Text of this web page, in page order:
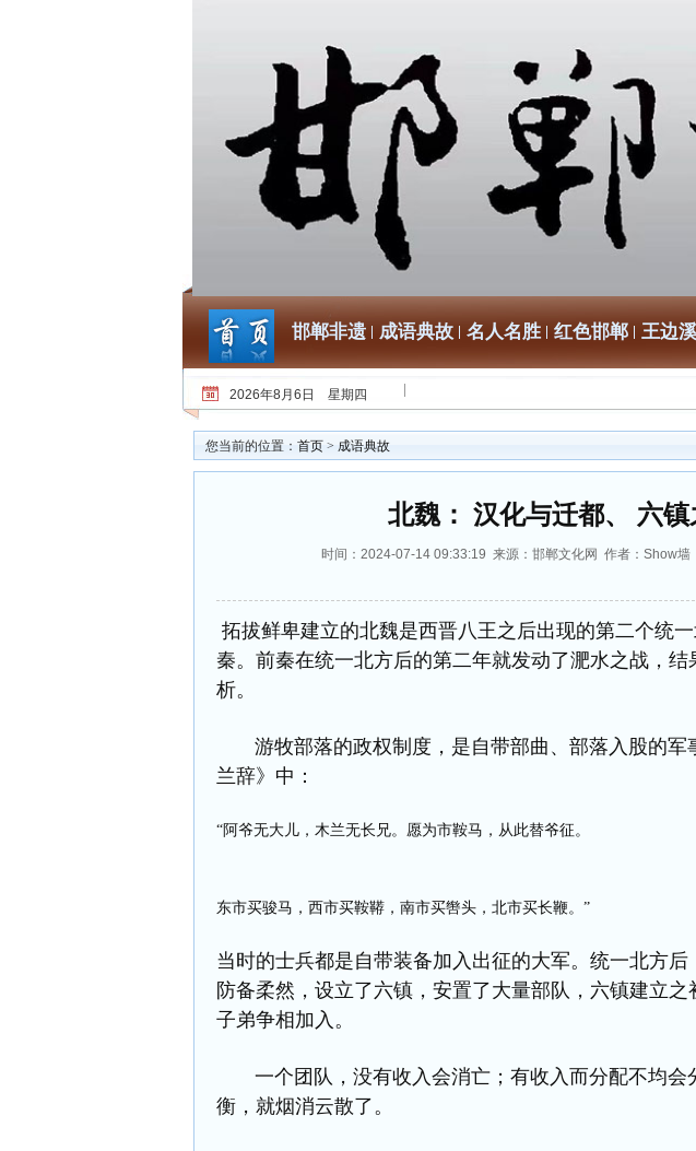
邯郸非遗 成语典故 名人名胜 红色邯郸 王边
2026年8月6日 星期四
您当前的位置： 首页 > 成语典故
北魏： 汉化与迁都、 六镇
时间：2024-07-14 09:33:19 来源：邯郸文化网 作者：Show墙
拓拔鲜卑建立的北魏是西晋八王之后出现的第二个统
秦。前秦在统一北方后的第二年就发动了淝水之战，
析。
游牧部落的政权制度，是自带部曲、部落入股的军
兰辞》中：
“阿爷无大儿，木兰无长兄。愿为市鞍马，从此替爷征。
东市买骏马，西市买鞍鞯，南市买辔头，北市买长鞭。”
当时的士兵都是自带装备加入出征的大军。统一北方后
防备柔然，设立了六镇，安置了大量部队，六镇建立
子弟争相加入。
一个团队，没有收入会消亡；有收入而分配不均会
衡，就烟消云散了。